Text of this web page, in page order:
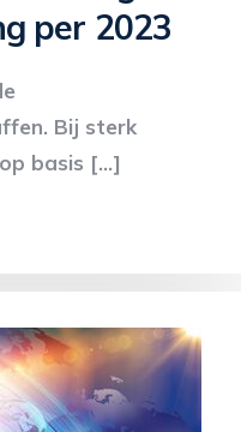
per 2023
Bij sterk
basis […]